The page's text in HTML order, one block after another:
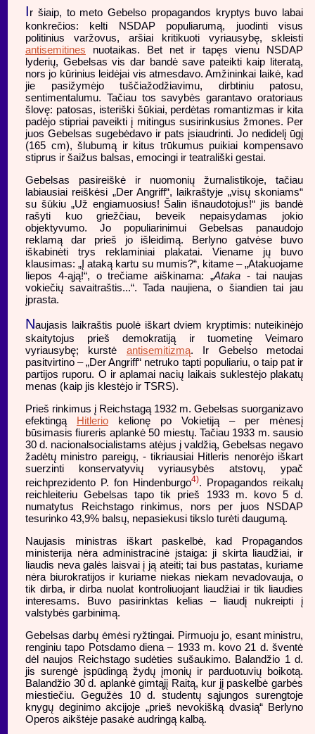
Ir šiaip, to meto Gebelso propagandos kryptys buvo labai
konkrečios: kelti NSDAP populiarumą, juodinti visus
politinius varžovus, aršiai kritikuoti vyriausybę, skleisti
antisemitines nuotaikas. Bet net ir tapęs vienu NSDAP
lyderių, Gebelsas vis dar bandė save pateikti kaip literatą,
nors jo kūrinius leidėjai vis atmesdavo. Amžininkai laikė, kad
jie pasižymėjo tuščiažodžiavimu, dirbtiniu patosu,
sentimentalumu. Tačiau tos savybės garantavo oratoriaus
šlovę: patosas, isteriški šūkiai, perdėtas romantizmas ir kita
padėjo stipriai paveikti į mitingus susirinkusius žmones. Per
juos Gebelsas sugebėdavo ir pats įsiaudrinti. Jo nedidelį ūgį
(165 cm), šlubumą ir kitus trūkumus puikiai kompensavo
stiprus ir šaižus balsas, emocingi ir teatrališki gestai.
Gebelsas pasireiškė ir nuomonių žurnalistikoje, tačiau
labiausiai reiškėsi „Der Angriff“, laikraštyje „visų skoniams“
su šūkiu „Už engiamuosius! Šalin išnaudotojus!“ jis bandė
rašyti kuo griežčiau, beveik nepaisydamas jokio
objektyvumo. Jo populiarinimui Gebelsas panaudojo
reklamą dar prieš jo išleidimą. Berlyno gatvėse buvo
iškabinėti trys reklaminiai plakatai. Viename jų buvo
klausimas: „Į ataką kartu su mumis?“, kitame – „Atakuojame
liepos 4-ąją!“, o trečiame aiškinama: „Ataka- tai naujas
vokiečių savaitraštis...“. Tada naujiena, o šiandien tai jau
įprasta.
Naujasis laikraštis puolė iškart dviem kryptimis: nuteikinėjo
skaitytojus prieš demokratiją ir tuometinę Veimaro
vyriausybę; kurstė antisemitizmą. Ir Gebelso metodai
pasitvirtino – „Der Angriff“ netruko tapti populiariu, o taip pat ir
partijos ruporu. O ir aplamai nacių laikais suklestėjo plakatų
menas (kaip jis klestėjo ir TSRS).
Prieš rinkimus į Reichstagą 1932 m. Gebelsas suorganizavo
efektingą Hitlerio kelionę po Vokietiją – per mėnesį
būsimasis fiureris aplankė 50 miestų. Tačiau 1933 m. sausio
30 d. nacionalsocialistams atėjus į valdžią, Gebelsas negavo
žadėtų ministro pareigų, - tikriausiai Hitleris nenorėjo iškart
suerzinti konservatyvių vyriausybės atstovų, ypač
reichprezidento P. fon Hindenburgo4). Propagandos reikalų
reichleiteriu Gebelsas tapo tik prieš 1933 m. kovo 5 d.
numatytus Reichstago rinkimus, nors per juos NSDAP
tesurinko 43,9% balsų, nepasiekusi tikslo turėti daugumą.
Naujasis ministras iškart paskelbė, kad Propagandos
ministerija nėra administracinė įstaiga: ji skirta liaudžiai, ir
liaudis neva galės laisvai į ją ateiti; tai bus pastatas, kuriame
nėra biurokratijos ir kuriame niekas niekam nevadovauja, o
tik dirba, ir dirba nuolat kontroliuojant liaudžiai ir tik liaudies
interesams. Buvo pasirinktas kelias – liaudį nukreipti į
valstybės garbinimą.
Gebelsas darbų ėmėsi ryžtingai. Pirmuoju jo, esant ministru,
renginiu tapo Potsdamo diena – 1933 m. kovo 21 d. šventė
dėl naujos Reichstago sudėties sušaukimo. Balandžio 1 d.
jis surengė įspūdingą žydų įmonių ir parduotuvių boikotą.
Balandžio 30 d. aplankė gimtąjį Raitą, kur jį paskelbė garbės
miestiečiu. Gegužės 10 d. studentų sąjungos surengtoje
knygų deginimo akcijoje „prieš nevokišką dvasią“ Berlyno
Operos aikštėje pasakė audringą kalbą.